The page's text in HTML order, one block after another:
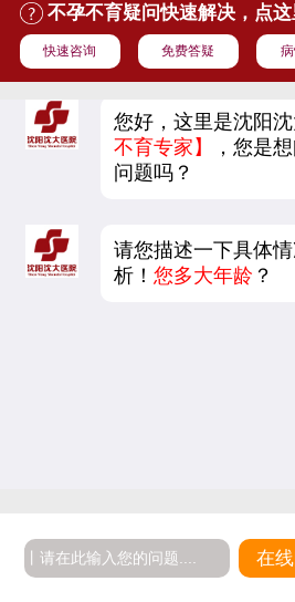
不孕不育疑问快速解决，点这
快速咨询 免费答疑
您好，这里是沈阳
不育专家】
，您是
问题吗？
请您描述一下具体
析！您多大年龄 ？
在